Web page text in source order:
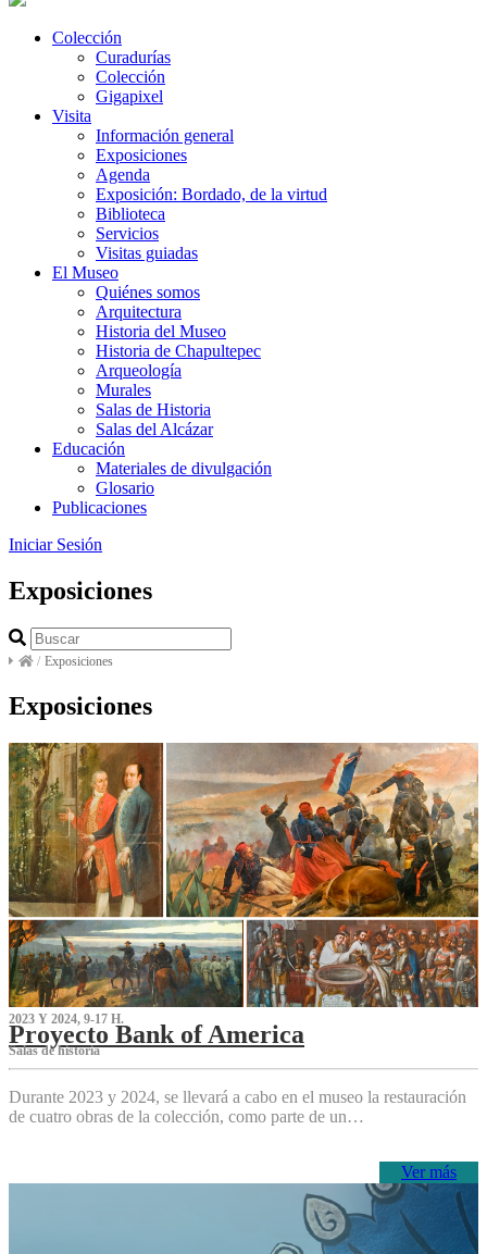
Colección
Curadurías
Colección
Gigapixel
Visita
Información general
Exposiciones
Agenda
Exposición: Bordado, de la virtud
Biblioteca
Servicios
Visitas guiadas
El Museo
Quiénes somos
Arquitectura
Historia del Museo
Historia de Chapultepec
Arqueología
Murales
Salas de Historia
Salas del Alcázar
Educación
Materiales de divulgación
Glosario
Publicaciones
Iniciar Sesión
Exposiciones
/ Exposiciones
Exposiciones
2023 Y 2024, 9-17 H.
Proyecto Bank of America
S‌alas de historia
Durante 2023 y 2024, se llevará a cabo en el museo la restauración
de cuatro obras de la colección, como parte de un…
Ver más